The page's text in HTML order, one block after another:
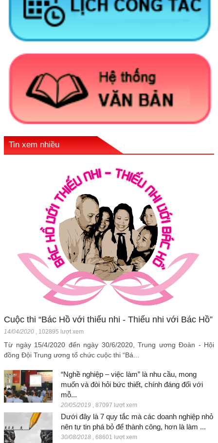
Tin xem nhiều
Cuộc thi “Bác Hồ với thiếu nhi - Thiếu nhi với Bác Hồ”
14/04/2020 102895 lượt xem
Từ ngày 15/4/2020 đến ngày 30/6/2020, Trung ương Đoàn - Hội
đồng Đội Trung ương tổ chức cuộc thi “Bá...
“Nghề nghiệp – việc làm” là nhu cầu, mong
muốn và đòi hỏi bức thiết, chính đáng đối với
mỗ...
20/05/2019 87097 lượt xem
Dưới đây là 7 quy tắc mà các doanh nghiệp nhỏ
nên tự tin phá bỏ để thành công, hơn là làm ...
30/08/2018 68601 lượt xem